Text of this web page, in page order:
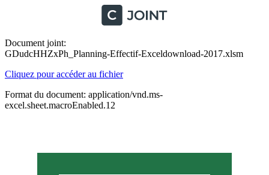
Document joint:
GDudcHHZxPh_Planning-Effectif-Exceldownload-2017.xlsm
Cliquez pour accéder au fichier
Format du document: application/vnd.ms-
excel.sheet.macroEnabled.12